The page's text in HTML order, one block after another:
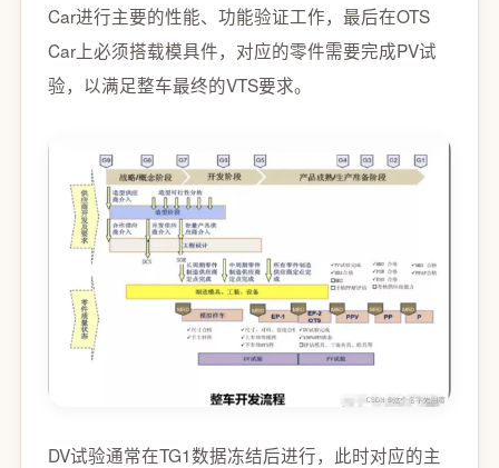
Car进行主要的性能、功能验证工作，最后在OTS
Car上必须搭载模具件，对应的零件需要完成PV试
验，以满足整车最终的VTS要求。
DV试验通常在TG1数据冻结后进行，此时对应的主